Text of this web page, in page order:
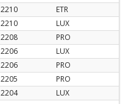
2210
ETR
2210
LUX
2208
PRO
2206
LUX
2206
PRO
2205
PRO
2204
LUX